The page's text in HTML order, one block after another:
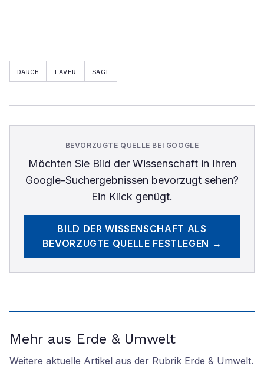
DARCH LAVER SAGT
BEVORZUGTE QUELLE BEI GOOGLE
Möchten Sie Bild der Wissenschaftin Ihren
Google-Suchergebnissen bevorzugt sehen?
Ein Klick genügt.
BILD DER WISSENSCHAFT ALS
BEVORZUGTE QUELLE FESTLEGEN →
Mehr aus Erde & Umwelt
Weitere aktuelle Artikel aus der Rubrik Erde & Umwelt.